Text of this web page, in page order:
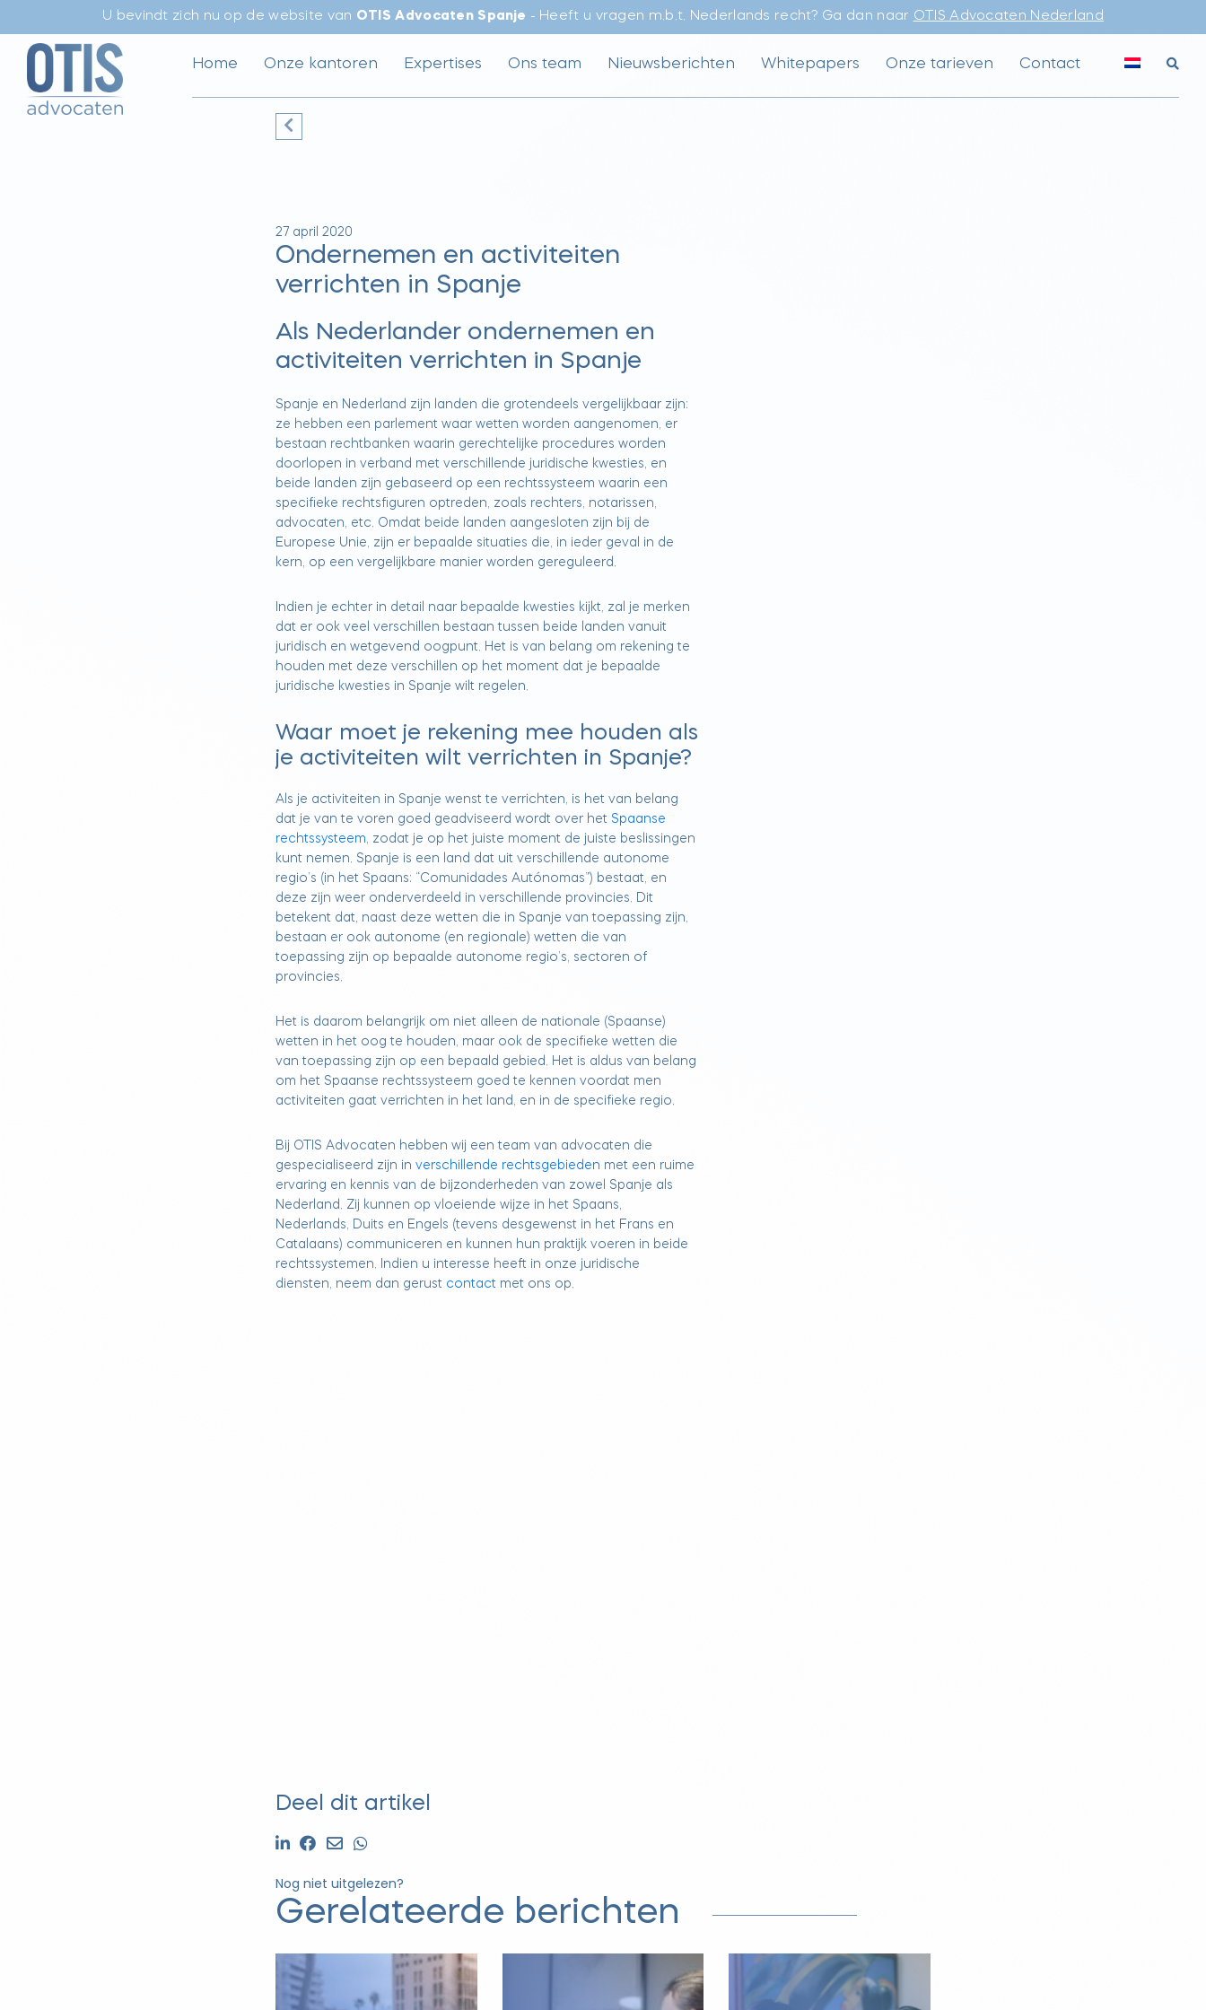
U bevindt zich nu op de website van OTIS Advocaten Spanje - Heeft u vragen m.b.t. Nederlands recht? Ga dan naar OTIS Advocaten Nederland
Home Onze kantoren Expertises Ons team Nieuwsberichten Whitepapers Onze tarieven Contact
27 april 2020
Ondernemen en activiteiten
verrichten in Spanje
Als Nederlander ondernemen en
activiteiten verrichten in Spanje
Spanje en Nederland zijn landen die grotendeels vergelijkbaar zijn:
ze hebben een parlement waar wetten worden aangenomen, er
bestaan rechtbanken waarin gerechtelijke procedures worden
doorlopen in verband met verschillende juridische kwesties, en
beide landen zijn gebaseerd op een rechtssysteem waarin een
specifieke rechtsfiguren optreden, zoals rechters, notarissen,
advocaten, etc. Omdat beide landen aangesloten zijn bij de
Europese Unie, zijn er bepaalde situaties die, in ieder geval in de
kern, op een vergelijkbare manier worden gereguleerd.
Indien je echter in detail naar bepaalde kwesties kijkt, zal je merken
dat er ook veel verschillen bestaan tussen beide landen vanuit
juridisch en wetgevend oogpunt. Het is van belang om rekening te
houden met deze verschillen op het moment dat je bepaalde
juridische kwesties in Spanje wilt regelen.
Waar moet je rekening mee houden als
je activiteiten wilt verrichten in Spanje?
Als je activiteiten in Spanje wenst te verrichten, is het van belang
dat je van te voren goed geadviseerd wordt over het Spaanse
rechtssysteem, zodat je op het juiste moment de juiste beslissingen
kunt nemen. Spanje is een land dat uit verschillende autonome
regio’s (in het Spaans: “Comunidades Autónomas”) bestaat, en
deze zijn weer onderverdeeld in verschillende provincies. Dit
betekent dat, naast deze wetten die in Spanje van toepassing zijn,
bestaan er ook autonome (en regionale) wetten die van
toepassing zijn op bepaalde autonome regio’s, sectoren of
provincies.
Het is daarom belangrijk om niet alleen de nationale (Spaanse)
wetten in het oog te houden, maar ook de specifieke wetten die
van toepassing zijn op een bepaald gebied. Het is aldus van belang
om het Spaanse rechtssysteem goed te kennen voordat men
activiteiten gaat verrichten in het land, en in de specifieke regio.
Bij OTIS Advocaten hebben wij een team van advocaten die
gespecialiseerd zijn in verschillende rechtsgebieden met een ruime
ervaring en kennis van de bijzonderheden van zowel Spanje als
Nederland. Zij kunnen op vloeiende wijze in het Spaans,
Nederlands, Duits en Engels (tevens desgewenst in het Frans en
Catalaans) communiceren en kunnen hun praktijk voeren in beide
rechtssystemen. Indien u interesse heeft in onze juridische
diensten, neem dan gerust contactmet ons op.
Deel dit artikel
Nog niet uitgelezen?
Gerelateerde berichten